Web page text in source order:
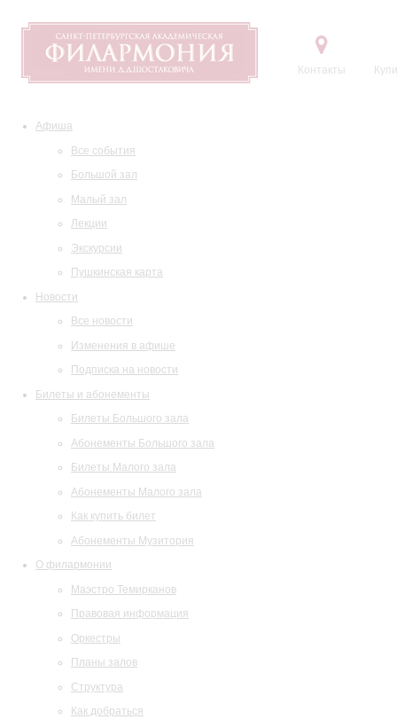
Контакты
Афиша
Все события
Большой зал
Малый зал
Лекции
Экскурсии
Пушкинская карта
Новости
Все новости
Изменения в афише
Подписка на новости
Билеты и абонементы
Билеты Большого зала
Абонементы Большого зала
Билеты Малого зала
Абонементы Малого зала
Как купить билет
Абонементы Музитория
О филармонии
Маэстро Темирканов
Правовая информация
Оркестры
Планы залов
Структура
Как добраться